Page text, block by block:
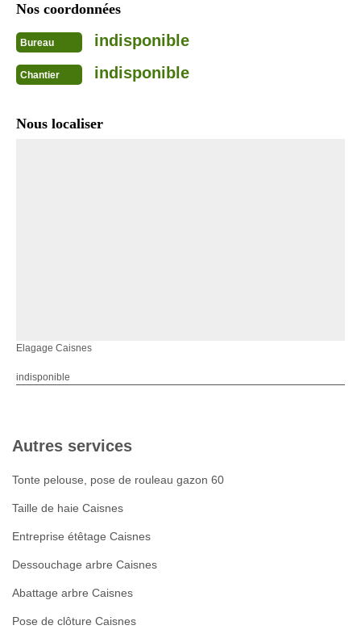
Nos coordonnées
Bureau indisponible
Chantier indisponible
Nous localiser
Elagage Caisnes
indisponible
Autres services
Tonte pelouse, pose de rouleau gazon 60
Taille de haie Caisnes
Entreprise étêtage Caisnes
Dessouchage arbre Caisnes
Abattage arbre Caisnes
Pose de clôture Caisnes